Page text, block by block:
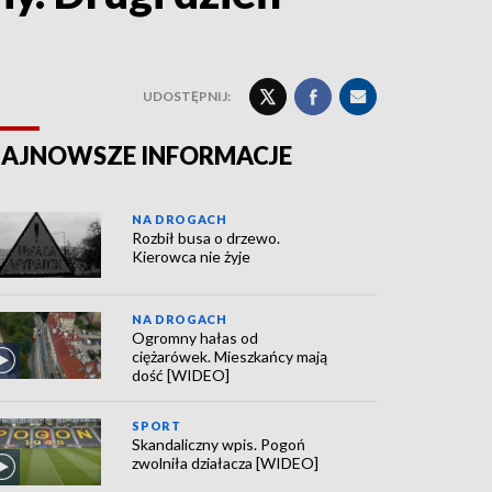
UDOSTĘPNIJ:
INFORMACJE
NA DROGACH
Rozbił busa o drzewo.
Kierowca nie żyje
NA DROGACH
Ogromny hałas od
ciężarówek. Mieszkańcy mają
dość [WIDEO]
SPORT
Skandaliczny wpis. Pogoń
zwolniła działacza [WIDEO]